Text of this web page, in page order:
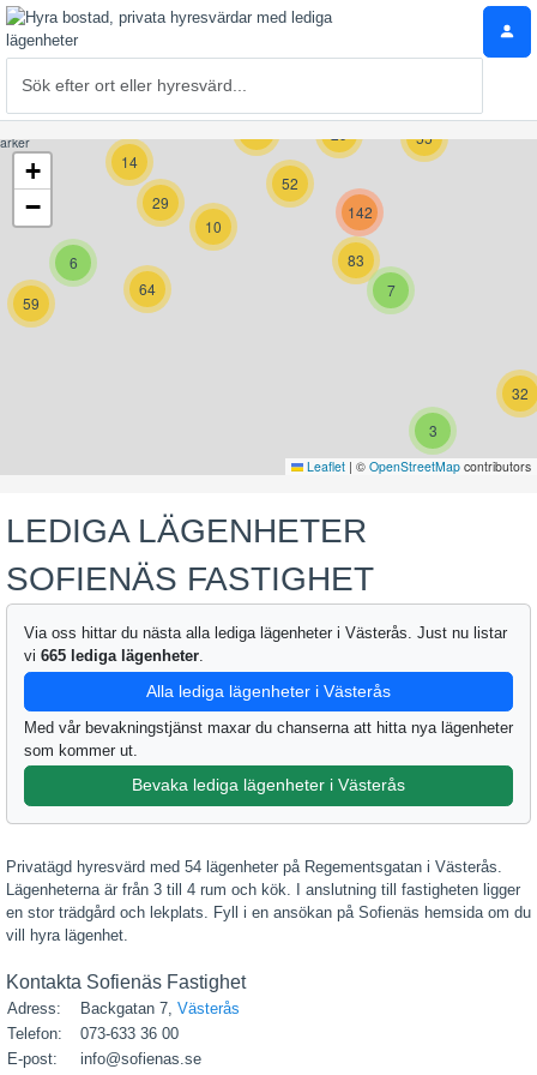
55
14
52
29
10
6
64
59
142
83
7
32
3
+
−
Leaflet | © OpenStreetMap contributors
LEDIGA LÄGENHETER
SOFIENÄS FASTIGHET
Via oss hittar du nästa alla lediga lägenheter i Västerås. Just nu listar
vi 665 lediga lägenheter.
Alla lediga lägenheter i Västerås
Med vår bevakningstjänst maxar du chanserna att hitta nya lägenheter
som kommer ut.
Bevaka lediga lägenheter i Västerås
Privatägd hyresvärd med 54 lägenheter på Regementsgatan i Västerås.
Lägenheterna är från 3 till 4 rum och kök. I anslutning till fastigheten ligger
en stor trädgård och lekplats. Fyll i en ansökan på Sofienäs hemsida om du
vill hyra lägenhet.
Kontakta Sofienäs Fastighet
Adress: Backgatan 7, Västerås
Telefon:
073-633 36 00
E-post:
info@sofienas.se